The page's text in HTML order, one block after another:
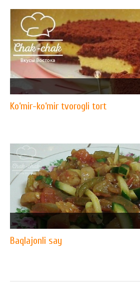
Ko‘mir-ko‘mir tvorogli tort
Baqlajonli say